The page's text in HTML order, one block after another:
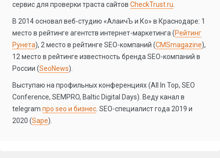
сервис для проверки траста сайтов CheckTrust.ru
В 2014 основал веб-студию «АлаичЪ и Ко» в Краснодаре: 1
место в рейтинге агентств интернет-маркетинга (Рейтинг
Рунета), 2 место в рейтинге SEO-компаний (CMSmagazine),
12 место в рейтинге известность бренда SEO-компаний в
России (SeoNews).
Выступаю на профильных конференциях (All In Top, SEO
Conference, SEMPRO, Baltic Digital Days). Веду канал в
telegram про seo и бизнес . SEO-специалист года 2019 и
2020 (Sape).